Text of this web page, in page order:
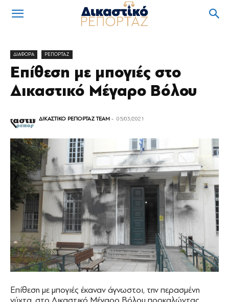
ΔΙΑΦΟΡΑ ΡΕΠΟΡΤΑΖ
Επίθεση με μπογιές στο
Δικαστικό Μέγαρο Βόλου
ΔΙΚΑΣΤΙΚΟ ΡΕΠΟΡΤΑΖ TEAM - 05/03/2021
Επίθεση με μπογιές έκαναν άγνωστοι, την περασμένη